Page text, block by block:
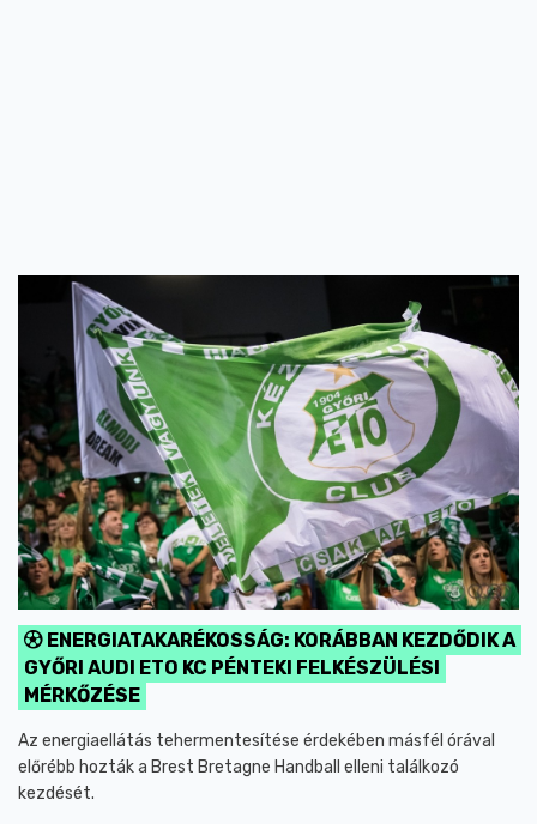
ENERGIATAKARÉKOSSÁG: KORÁBBAN KEZDŐDIK A
GYŐRI AUDI ETO KC PÉNTEKI FELKÉSZÜLÉSI
MÉRKŐZÉSE
Az energiaellátás tehermentesítése érdekében másfél órával
előrébb hozták a Brest Bretagne Handball elleni találkozó
kezdését.